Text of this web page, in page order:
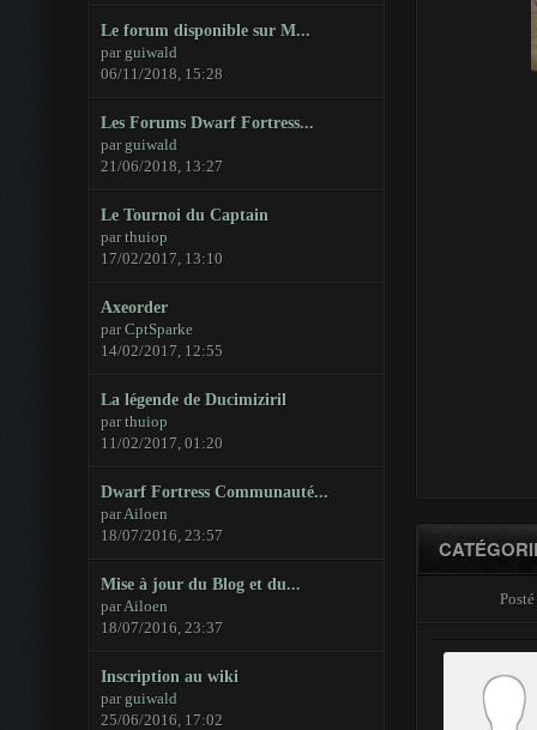
Le forum disponible sur M...
par guiwald
06/11/2018, 15:28
Les Forums Dwarf Fortress...
par guiwald
21/06/2018, 13:27
Le Tournoi du Captain
parthuiop
17/02/2017, 13:10
Axeorder
parCptSparke
14/02/2017, 12:55
La légende de Ducimiziril
parthuiop
11/02/2017, 01:20
Dwarf Fortress Communauté...
parAiloen
18/07/2016, 23:57
Mise à jour du Blog et du...
parAiloen
18/07/2016, 23:37
Inscription au wiki
par guiwald
25/06/2016, 17:02